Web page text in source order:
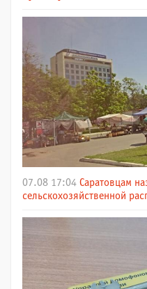
07.08 17:04 Саратовцам
сельскохозяйственной